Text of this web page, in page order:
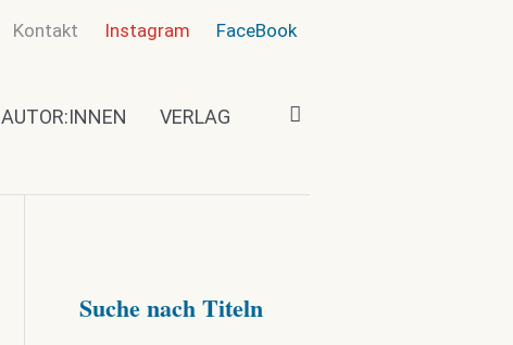
Kontakt Instagram FaceBook
AUTOR:INNEN VERLAG
Suche nach Titeln